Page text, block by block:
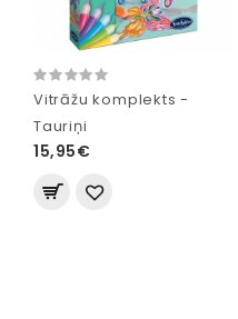
Vitrāžu komplekts -
Tauriņi
15,95€